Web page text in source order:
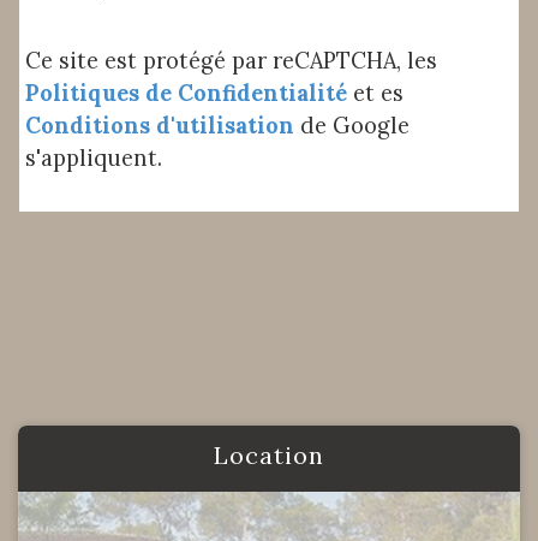
Ce site est protégé par reCAPTCHA, les
Politiques de Confidentialité et es
Conditions d'utilisation de Google
s'appliquent.
location